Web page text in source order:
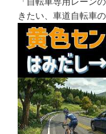
きたい、車道自転車